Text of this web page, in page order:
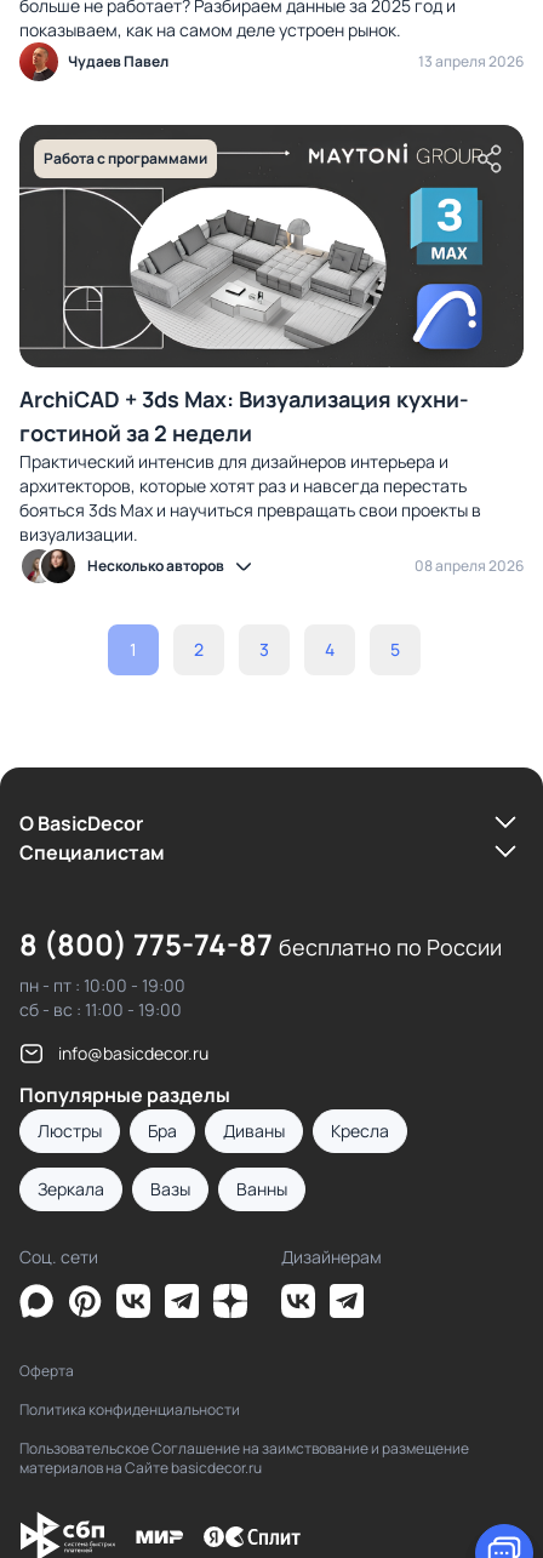
больше не работает? Разбираем данные за 2025 год и
показываем, как на самом деле устроен рынок.
Чудаев Павел 13 апреля 2026
Работа с программами
ArchiCAD + 3ds Max: Визуализация кухни-
гостиной за 2 недели
Практический интенсив для дизайнеров интерьера и
архитекторов, которые хотят раз и навсегда перестать
бояться 3ds Max и научиться превращать свои проекты в
визуализации.
Несколько авторов 08 апреля 2026
1 2 3 4 5
О BasicDecor
Cпециалистам
8 (800) 775-74-87 бесплатно по России
пн - пт : 10:00 - 19:00
сб - вс : 11:00 - 19:00
info@basicdecor.ru
Популярные разделы
Люстры Бра Диваны Кресла
Зеркала Вазы Ванны
Соц. сети Дизайнерам
Оферта
Политика конфиденциальности
Пользовательское Соглашение на заимствование и размещение
материалов на Сайте basicdecor.ru